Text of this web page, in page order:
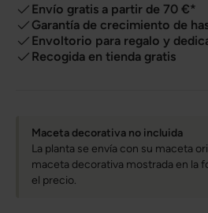
Envío gratis a partir de 70 €*
Garantía de crecimiento de
Envoltorio para regalo y
Recogida en tienda gratis
Maceta decorativa no incluida
La planta se envía con su maceta
maceta decorativa mostrada en la
el precio.